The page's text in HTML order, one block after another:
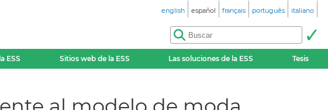
english español français português italiano
ESS Sitios web de la ESS Las soluciones de la ESS Tesis